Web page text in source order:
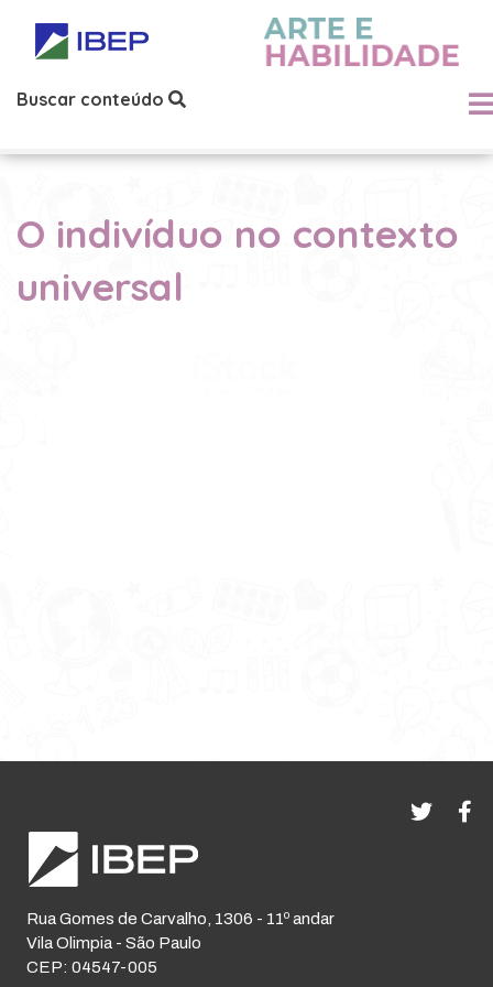
Buscar conteúdo
O indivíduo no contexto
universal
Rua Gomes de Carvalho, 1306 - 11º andar
Vila Olimpia - São Paulo
CEP: 04547-005